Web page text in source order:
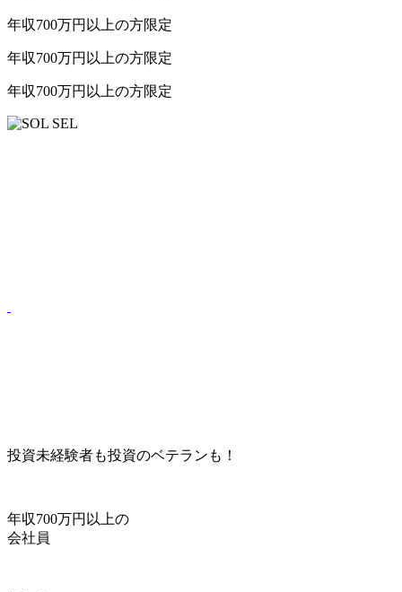
年収700万円以上の方限定
年収700万円以上の方限定
年収700万円以上の方限定
投資未経験者も投資のベテランも！
年収700万円以上の
会社員